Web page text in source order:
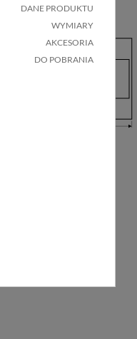
DANE PRODUKTU
WYMIARY
AKCESORIA
DO POBRANIA